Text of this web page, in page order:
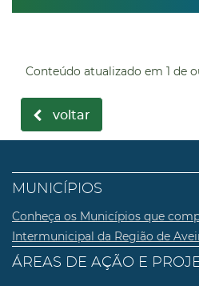
Conteúdo atualizado em 1 de
voltar
MUNICÍPIOS
Conheça os Municípios que
Intermunicipal da Região de
ÁREAS DE AÇÃO E